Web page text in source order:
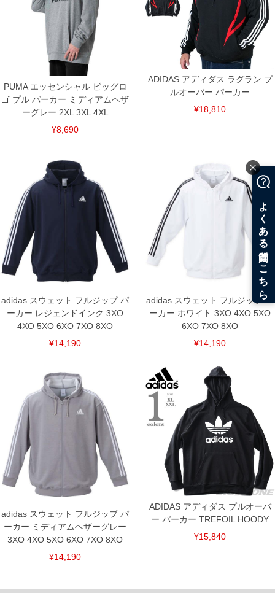
PUMA エッセンシャル ビッグロ
ゴ プル パーカー ミディアムヘザ
ーグレー 2XL 3XL 4XL
¥8,690
ADIDAS アディダス ラグラン プ
ルオーバー パーカー
¥18,810
adidas スウェット フルジップ パ
ーカー レジェンドインク 3XO
4XO 5XO 6XO 7XO 8XO
¥14,190
adidas スウェット フルジップ パ
ーカー ホワイト 3XO 4XO 5XO
6XO 7XO 8XO
¥14,190
adidas スウェット フルジップ パ
ーカー ミディアムヘザーグレー
3XO 4XO 5XO 6XO 7XO 8XO
¥14,190
ADIDAS アディダス プルオーバ
ー パーカー TREFOIL HOODY
¥15,840